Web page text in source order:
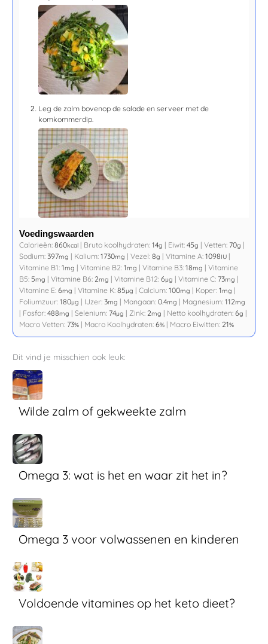
Leg de zalm bovenop de salade en serveer met de
komkommerdip.
Voedingswaarden
Calorieën:860kcal | Bruto koolhydraten:14g | Eiwit:45g |Vetten: 70g |
Sodium:397mg | Kalium:1730mg |Vezel:8g |Vitamine A:1098IU |
Vitamine B1:1mg |Vitamine B2:1mg |Vitamine B3:18mg |Vitamine
B5: 5mg |Vitamine B6: 2mg |Vitamine B12:6µg |Vitamine C: 73mg |
Vitamine E:6mg |Vitamine K:85µg |Calcium:100mg | Koper:1mg |
Foliumzuur:180µg | IJzer:3mg | Mangaan:0.4mg | Magnesium:112mg
| Fosfor:488mg |Selenium: 74µg | Zink: 2mg | Netto koolhydraten:6g |
Macro Vetten: 73% | Macro Koolhydraten:6% | Macro Eiwitten: 21%
Dit vind je misschien ook leuk:
Wilde zalm of gekweekte zalm
Omega 3: wat is het en waar zit het in?
Omega 3 voor volwassenen en kinderen
Voldoende vitamines op het keto dieet?